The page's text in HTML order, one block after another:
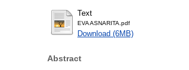
Text
EVA ASNARITA.pdf
Download (6MB)
Abstract